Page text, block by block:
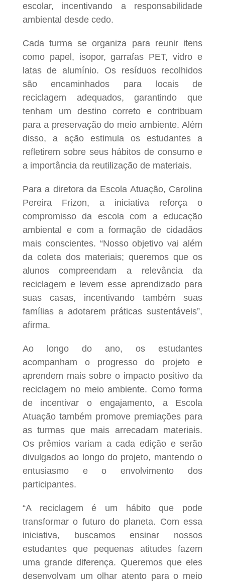
escolar, incentivando a responsabilidade
ambiental desde cedo.
Cada turma se organiza para reunir itens
como papel, isopor, garrafas PET, vidro e
latas de alumínio. Os resíduos recolhidos
são encaminhados para locais de
reciclagem adequados, garantindo que
tenham um destino correto e contribuam
para a preservação do meio ambiente. Além
disso, a ação estimula os estudantes a
refletirem sobre seus hábitos de consumo e
a importância da reutilização de materiais.
Para a diretora da Escola Atuação, Carolina
Pereira Frizon, a iniciativa reforça o
compromisso da escola com a educação
ambiental e com a formação de cidadãos
mais conscientes. “Nosso objetivo vai além
da coleta dos materiais; queremos que os
alunos compreendam a relevância da
reciclagem e levem esse aprendizado para
suas casas, incentivando também suas
famílias a adotarem práticas sustentáveis”,
afirma.
Ao longo do ano, os estudantes
acompanham o progresso do projeto e
aprendem mais sobre o impacto positivo da
reciclagem no meio ambiente. Como forma
de incentivar o engajamento, a Escola
Atuação também promove premiações para
as turmas que mais arrecadam materiais.
Os prêmios variam a cada edição e serão
divulgados ao longo do projeto, mantendo o
entusiasmo e o envolvimento dos
participantes.
“A reciclagem é um hábito que pode
transformar o futuro do planeta. Com essa
iniciativa, buscamos ensinar nossos
estudantes que pequenas atitudes fazem
uma grande diferença. Queremos que eles
desenvolvam um olhar atento para o meio